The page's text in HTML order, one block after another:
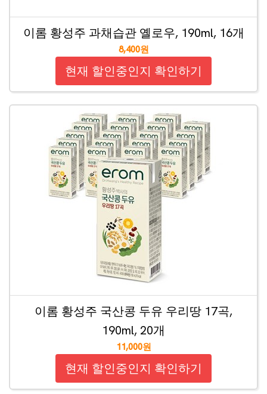
이롬 황성주 과채습관 옐로우, 190ml, 16개
8,400원
현재 할인중인지 확인하기
이롬 황성주 국산콩 두유 우리땅 17곡,
190ml, 20개
11,000원
현재 할인중인지 확인하기